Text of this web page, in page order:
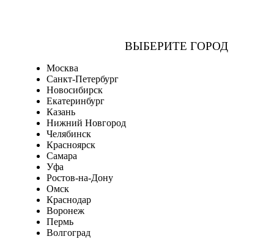
ВЫБЕРИТЕ ГОРОД
Москва
Санкт-Петербург
Новосибирск
Екатеринбург
Казань
Нижний Новгород
Челябинск
Красноярск
Самара
Уфа
Ростов-на-Дону
Омск
Краснодар
Воронеж
Пермь
Волгоград